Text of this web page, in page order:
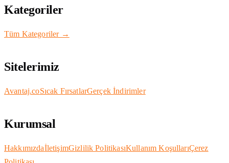
Kategoriler
Tüm Kategoriler →
Sitelerimiz
Avantaj.coSıcak FırsatlarGerçek İndirimler
Kurumsal
HakkımızdaİletişimGizlilik PolitikasıKullanım KoşullarıÇerez